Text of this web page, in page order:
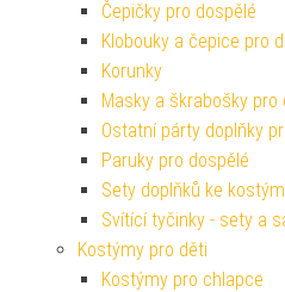
Čepičky pro dospělé
Klobouky a čepice pro
Korunky
Masky a škrabošky pro
Ostatní párty doplňky
Paruky pro dospělé
Sety doplňků ke
Svítící tyčinky - sety a
Kostýmy pro děti
Kostýmy pro chlapce